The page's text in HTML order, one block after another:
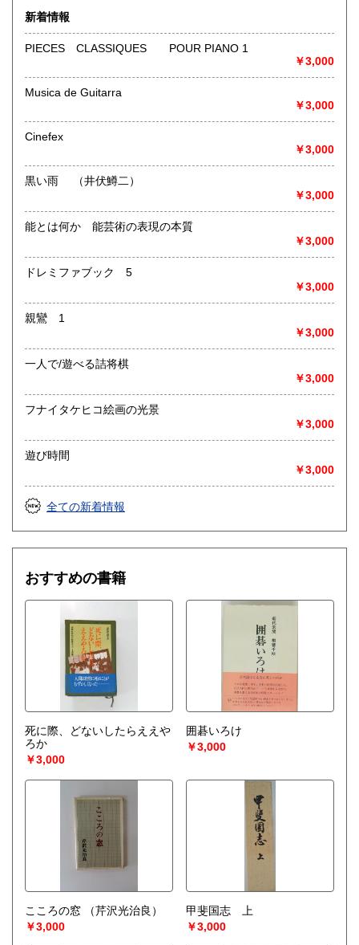
沿線名：-
最寄駅：-
営業時間：-
定休日：-
書籍の買取について
取り扱い分野
総記、哲学宗教、歴史、社会科学、自然科学、美術工芸、国
語国文、外国文学、古典籍、近代文献、趣味、外国書、サブ
新着情報
PIECES CLASSIQUES POUR PIANO 1
￥3,000
Musica de Guitarra
￥3,000
Cinefex
￥3,000
黒い雨 （井伏鱒二）
￥3,000
能とは何か 能芸術の表現の本質
￥3,000
ドレミファブック 5
￥3,000
親鸞 1
￥3,000
一人で/遊べる詰将棋
￥3,000
フナイタケヒコ絵画の光景
￥3,000
遊び時間
￥3,000
全ての新着情報
おすすめの書籍
死に際、どないしたらええや
ろか
￥3,000
囲碁いろけ
￥3,000
こころの窓
（芹沢光治良）
￥3,000
甲斐国志 上
￥3,000